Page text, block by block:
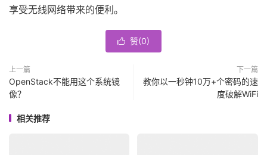
享受无线网络带来的便利。
 赞(0)
上一篇
OpenStack不能用这个系统镜
像？
下一篇
教你以一秒钟10万+个密码的速
度破解WiFi
相关推荐